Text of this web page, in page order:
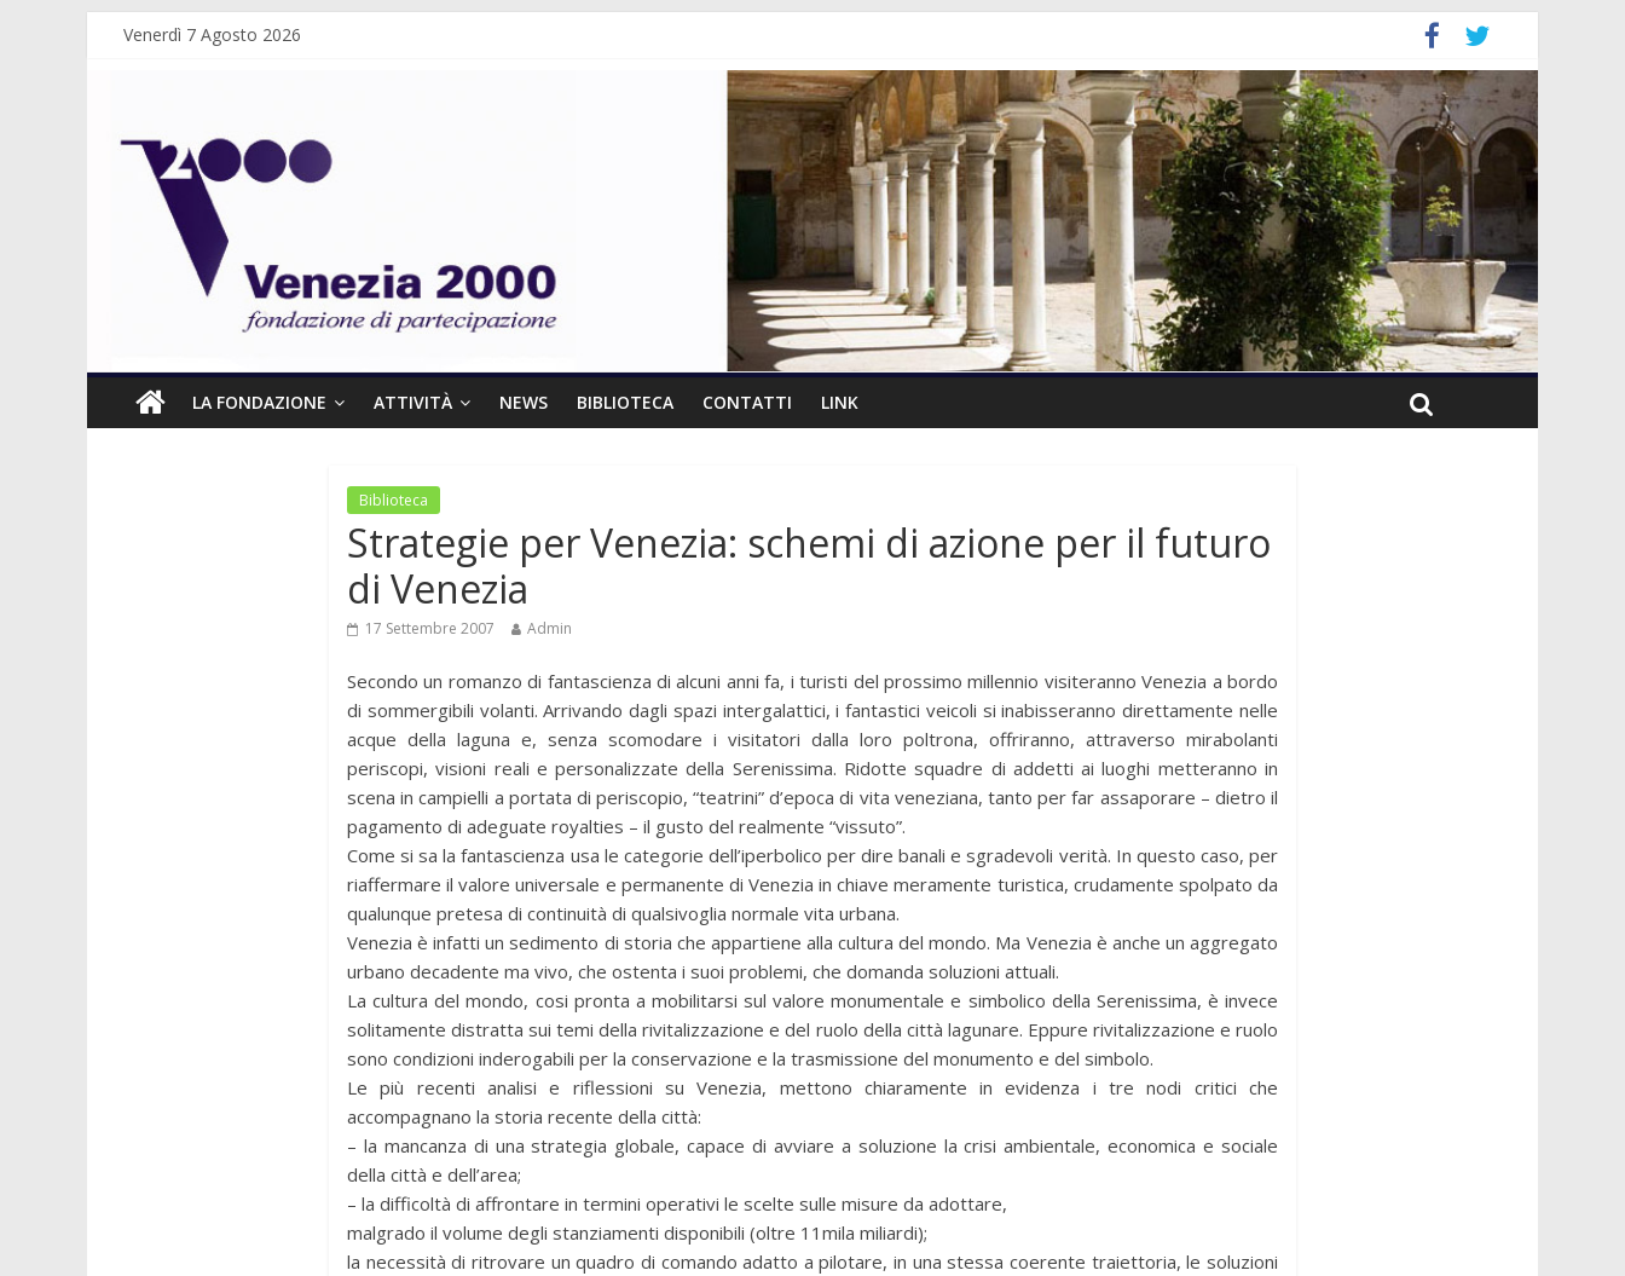
Venerdì 7 Agosto 2026
LA FONDAZIONE ATTIVITÀ NEWS BIBLIOTECA CONTATTI LINK
Biblioteca
Strategie per Venezia: schemi di azione per il futuro
di Venezia
17 Settembre 2007 Admin
Secondo un romanzo di fantascienza di alcuni anni fa, i turisti del prossimo millennio visiteranno Venezia a bordo
di sommergibili volanti. Arrivando dagli spazi intergalattici, i fantastici veicoli si inabisseranno direttamente nelle
acque della laguna e, senza scomodare i visitatori dalla loro poltrona, offriranno, attraverso mirabolanti
periscopi, visioni reali e personalizzate della Serenissima. Ridotte squadre di addetti ai luoghi metteranno in
scena in campielli a portata di periscopio, “teatrini” d’epoca di vita veneziana, tanto per far assaporare – dietro il
pagamento di adeguate royalties – il gusto del realmente “vissuto”.
Come si sa la fantascienza usa le categorie dell’iperbolico per dire banali e sgradevoli verità. In questo caso, per
riaffermare il valore universale e permanente di Venezia in chiave meramente turistica, crudamente spolpato da
qualunque pretesa di continuità di qualsivoglia normale vita urbana.
Venezia è infatti un sedimento di storia che appartiene alla cultura del mondo. Ma Venezia è anche un aggregato
urbano decadente ma vivo, che ostenta i suoi problemi, che domanda soluzioni attuali.
La cultura del mondo, cosi pronta a mobilitarsi sul valore monumentale e simbolico della Serenissima, è invece
solitamente distratta sui temi della rivitalizzazione e del ruolo della città lagunare. Eppure rivitalizzazione e ruolo
sono condizioni inderogabili per la conservazione e la trasmissione del monumento e del simbolo.
Le più recenti analisi e riflessioni su Venezia, mettono chiaramente in evidenza i tre nodi critici che
accompagnano la storia recente della città:
– la mancanza di una strategia globale, capace di avviare a soluzione la crisi ambientale, economica e sociale
della città e dell’area;
– la difficoltà di affrontare in termini operativi le scelte sulle misure da adottare,
malgrado il volume degli stanziamenti disponibili (oltre 11mila miliardi);
la necessità di ritrovare un quadro di comando adatto a pilotare, in una stessa coerente traiettoria, le soluzioni